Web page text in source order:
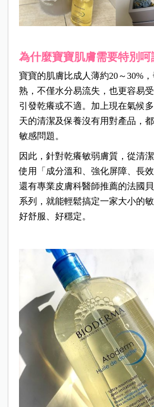
為什麼寶寶肌膚需要特別呵
寶寶的肌膚比成人薄約20～30%
熟，不僅水分易流失，也更容易
引發乾癢或不適。加上現在氣候
天的清潔及保養沒有用對產品，
敏感問題。
因此，針對乾癢敏弱膚質，從清
使用「成分溫和、強化屏障、長
還有專業皮膚科醫師推薦的法國
系列，就能輕鬆搞定一家大小的
好舒服、好穩定。